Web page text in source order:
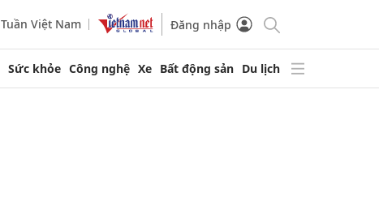
Tuần Việt Nam Đăng nhập
Sức khỏe Công nghệ Xe Bất động sản Du lịch